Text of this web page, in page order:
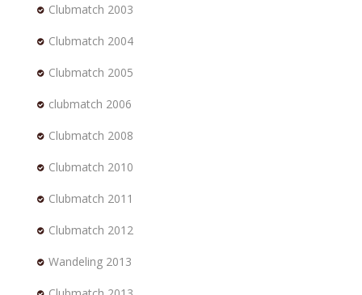
Clubmatch 2003
Clubmatch 2004
Clubmatch 2005
clubmatch 2006
Clubmatch 2008
Clubmatch 2010
Clubmatch 2011
Clubmatch 2012
Wandeling 2013